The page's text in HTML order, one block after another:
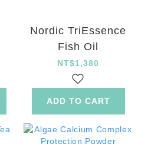
Nordic TriEssence
Fish Oil
NT$1,380
ADD TO CART